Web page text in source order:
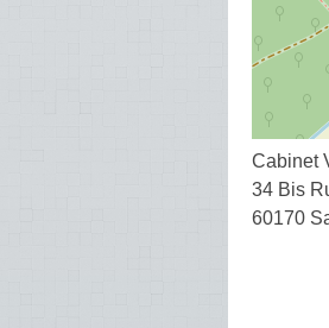
Cabinet
34 Bis
60170